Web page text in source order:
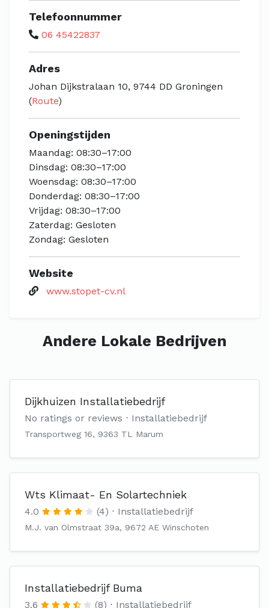
Telefoonnummer
06 45422837
Adres
Johan Dijkstralaan 10, 9744 DD Groningen
(Route)
Openingstijden
Maandag: 08:30–17:00
Dinsdag: 08:30–17:00
Woensdag: 08:30–17:00
Donderdag: 08:30–17:00
Vrijdag: 08:30–17:00
Zaterdag: Gesloten
Zondag: Gesloten
Website
www.stopet-cv.nl
Andere Lokale Bedrijven
Dijkhuizen Installatiebedrijf
No ratings or reviews Installatiebedrijf
Transportweg 16, 9363 TL Marum
Wts Klimaat- En Solartechniek
4.0 (4) Installatiebedrijf
M.J. van Olmstraat 39a, 9672 AE Winschoten
Installatiebedrijf Buma
3.6 (8) Installatiebedrijf